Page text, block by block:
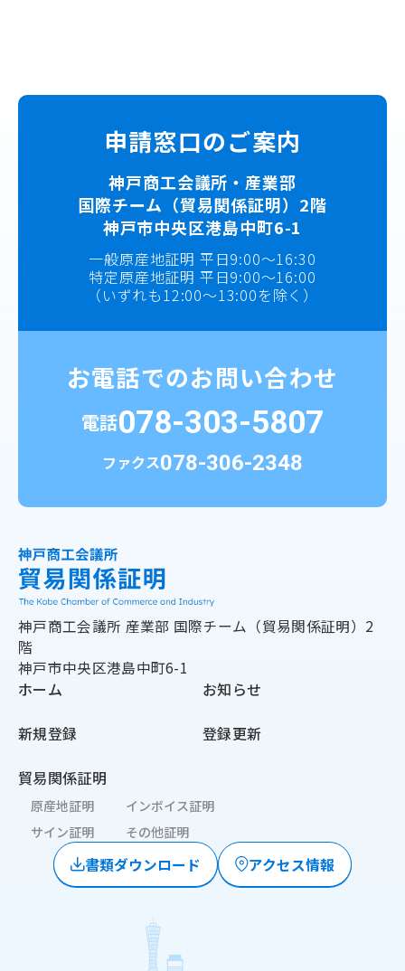
申請窓口のご案内
神戸商工会議所・産業部
国際チーム（貿易関係証明）2階
神戸市中央区港島中町6-1
一般原産地証明 平日9:00～16:30
特定原産地証明 平日9:00～16:00
（いずれも12:00～13:00を除く）
お電話でのお問い合わせ
電話078-303-5807
ファクス078-306-2348
神戸商工会議所 産業部 国際チーム（貿易関係証明）2
階
神戸市中央区港島中町6-1
ホーム お知らせ
新規登録 登録更新
貿易関係証明
原産地証明
インボイス証明
サイン証明
その他証明
書類ダウンロード アクセス情報